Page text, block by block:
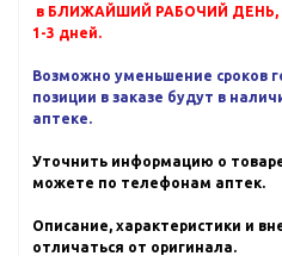
в БЛИЖАЙШИЙ РАБОЧИЙ ДЕНЬ,
1-3 дней.
Возможно уменьшение сроков
позиции в заказе будут в
аптеке.
Уточнить информацию о
можете по телефонам аптек.
Описание, характеристики и
отличаться от оригинала.